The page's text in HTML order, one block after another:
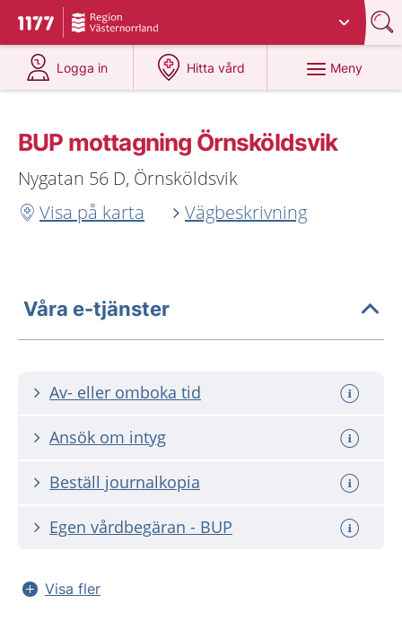
Till startsidan för 1177
Du har valt region
Logga in
på 1177.se
Hitta vård
på 1177.se
Meny
BUP mottagning Örnsköldsvik
Nygatan 56 D, Örnsköldsvik
Visa på karta
Vägbeskrivning
Våra e-tjänster
Av- eller omboka tid
Ansök om intyg
Beställ journalkopia
Egen vårdbegäran - BUP
Visa fler